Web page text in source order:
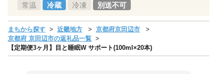
常温 冷蔵 冷凍 別送不可
まちから探す 近畿地方
京都府京田辺市
京都府 京田辺市の返礼品一覧
【定期便3ヶ月】目と睡眠W サポート(100ml×20本)